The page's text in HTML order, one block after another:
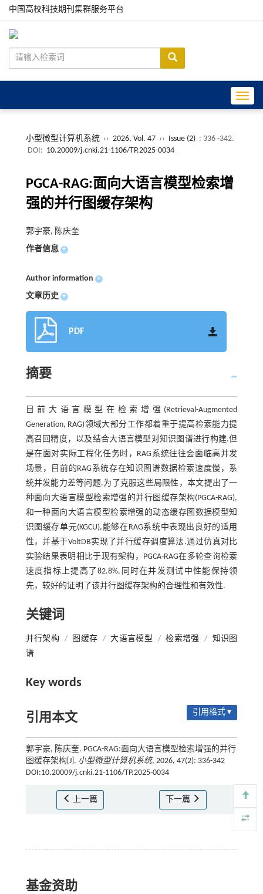
中国高校科技期刊集群服务平台
小型微型计算机系统 ›› 2026, Vol. 47 ›› Issue (2) : 336 -342.
DOI: 10.20009/j.cnki.21-1106/TP.2025-0034
PGCA-RAG:面向大语言模型检索增
强的并行图缓存架构
郭宇豪, 陈庆奎
作者信息 +
Author information +
文章历史 +
PDF
摘要
目前大语言模型在检索增强(Retrieval-Augmented
Generation, RAG)领域大部分工作都着重于提高检索能力提
高召回精度，以及结合大语言模型对知识图谱进行构建.但
是在面对实际工程化任务时，RAG系统往往会面临高并发
场景，目前的RAG系统存在知识图谱数据检索速度慢，系
统并发能力差等问题.为了克服这些局限性，本文提出了一
种面向大语言模型检索增强的并行图缓存架构(PGCA-RAG),
和一种面向大语言模型检索增强的动态缓存图数据模型知
识图缓存单元(KGCU),能够在RAG系统中表现出良好的适用
性，并基于VoltDB实现了并行缓存调度算法.通过仿真对比
实验结果表明相比于现有架构，PGCA-RAG在多轮查询检索
速度指标上提高了82.8%,同时在并发测试中性能保持领
先，较好的证明了该并行图缓存架构的合理性和有效性.
关键词
并行架构 / 图缓存 / 大语言模型 / 检索增强 / 知识图
谱
Key words
引用本文 引用格式 ▾
郭宇豪, 陈庆奎. PGCA-RAG:面向大语言模型检索增强的并行
图缓存架构[J]. 小型微型计算机系统, 2026, 47(2): 336-342
DOI:10.20009/j.cnki.21-1106/TP.2025-0034
上一篇 下一篇
基金资助